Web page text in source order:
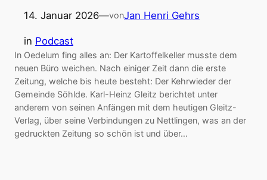
14. Januar 2026—vonJan Henri Gehrs
in Podcast
In Oedelum fing alles an: Der Kartoffelkeller musste dem
neuen Büro weichen. Nach einiger Zeit dann die erste
Zeitung, welche bis heute besteht: Der Kehrwieder der
Gemeinde Söhlde. Karl-Heinz Gleitz berichtet unter
anderem von seinen Anfängen mit dem heutigen Gleitz-
Verlag, über seine Verbindungen zu Nettlingen, was an der
gedruckten Zeitung so schön ist und über…